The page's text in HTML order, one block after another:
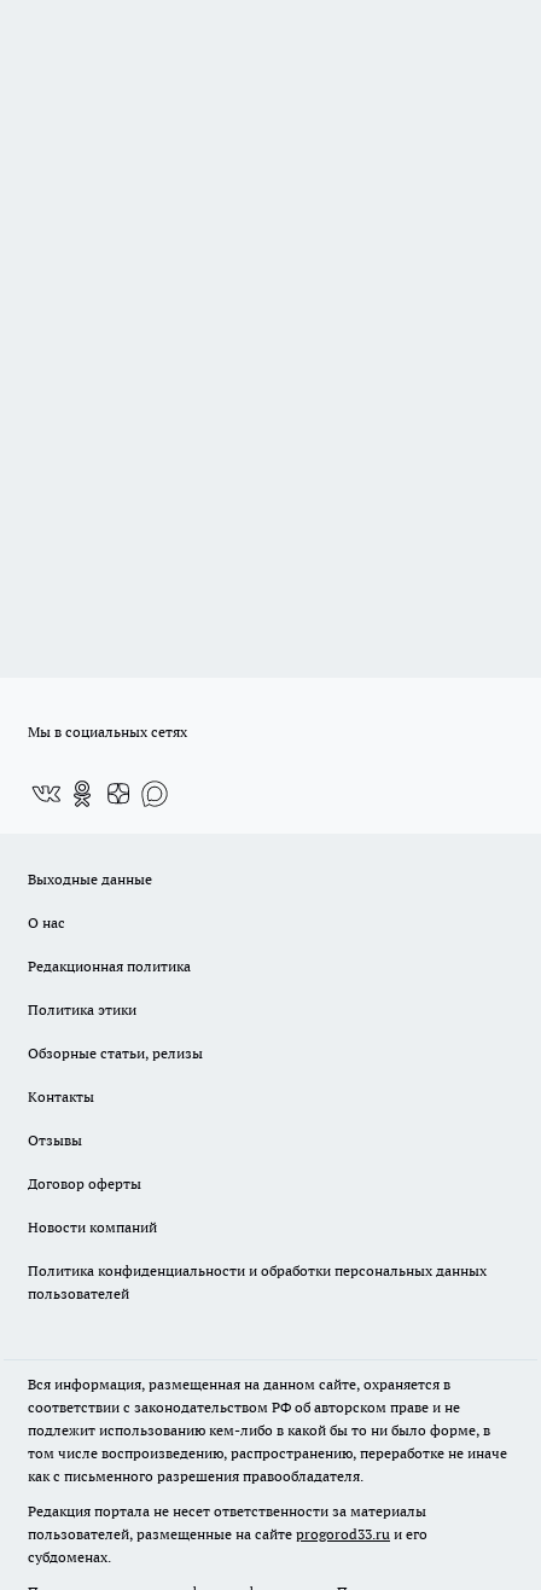
Мы в социальных сетях
Выходные данные
О нас
Редакционная политика
Политика этики
Обзорные статьи, релизы
Контакты
Отзывы
Договор оферты
Новости компаний
Политика конфиденциальности и обработки персональных данных
пользователей
Вся информация, размещенная на данном сайте, охраняется в
соответствии с законодательством РФ об авторском праве и не
подлежит использованию кем-либо в какой бы то ни было форме, в
том числе воспроизведению, распространению, переработке не иначе
как с письменного разрешения правообладателя.
Редакция портала не несет ответственности за материалы
пользователей, размещенные на сайте progorod33.ru и его
субдоменах.